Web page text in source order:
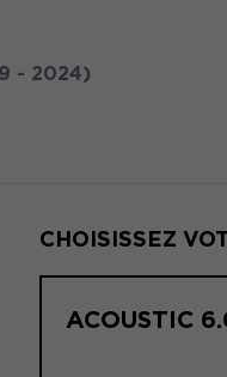
- 2024)
CHOISISSEZ
ACOUSTIC